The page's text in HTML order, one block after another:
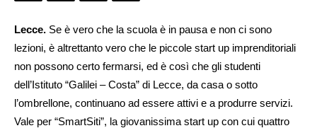
Lecce. Se è vero che la scuola è in pausa e non ci sono
lezioni, è altrettanto vero che le piccole start up imprenditoriali
non possono certo fermarsi, ed è così che gli studenti
dell’Istituto “Galilei – Costa” di Lecce, da casa o sotto
l’ombrellone, continuano ad essere attivi e a produrre servizi.
Vale per “SmartSiti”, la giovanissima start up con cui quattro